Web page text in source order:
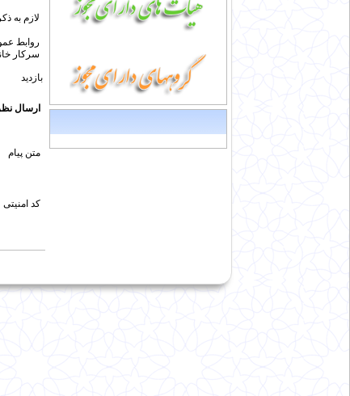
لازم به
روابط
سرکار
بازدید
ارسال
متن پیام
کد امنیتی